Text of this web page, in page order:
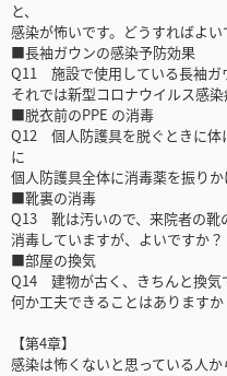
と、
感染が怖いです。どうすればよい
■長袖ガウンの感染予防効果
Q11 施設で使用している長袖ガ
それでは新型コロナウイルス感
■脱衣前のPPE の消毒
Q12 個人防護具を脱ぐときに体
に
個人防護具全体に消毒薬を振り
■靴裏の消毒
Q13 靴は汚いので、来院者の靴
消毒していますが、よいですか？
■部屋の換気
Q14 建物が古く、きちんと換気
何か工夫できることはありますか
【第4章】
感染は怖くないと思っている人か